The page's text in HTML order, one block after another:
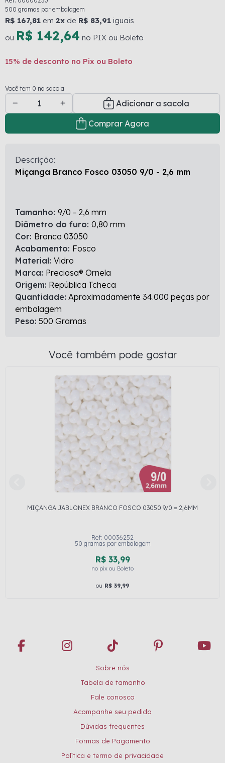
500 gramas por embalagem
R$ 167,81 em 2x de R$ 83,91 iguais
ou R$ 142,64 no PIX ou Boleto
15% de desconto no Pix ou Boleto
Você tem 0 na sacola
Adicionar a sacola
Comprar Agora
Descrição:
Miçanga Branco Fosco 03050 9/0 - 2,6 mm
Tamanho: 9/0 - 2,6 mm
Diâmetro do furo: 0,80 mm
Cor: Branco 03050
Acabamento: Fosco
Material: Vidro
Marca: Preciosa® Ornela
Origem: República Tcheca
Quantidade: Aproximadamente 34.000 peças por
embalagem
Peso: 500 Gramas
Você também pode gostar
MIÇANGA JABLONEX BRANCO FOSCO 03050 9/0 = 2,6MM
Ref: 00036252
50 gramas por embalagem
R$ 33,99
no pix ou Boleto
ou R$ 39,99
Sobre nós
Tabela de tamanho
Fale conosco
Acompanhe seu pedido
Dúvidas frequentes
Formas de Pagamento
Política e termo de privacidade